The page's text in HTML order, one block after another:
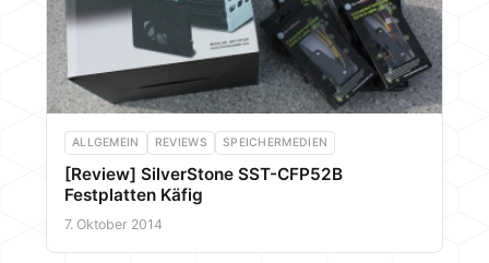
ALLGEMEIN REVIEWS SPEICHERMEDIEN
[Review] SilverStone SST-CFP52B
Festplatten Käfig
7. Oktober 2014